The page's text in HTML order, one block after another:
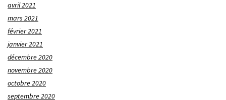
avril 2021
mars 2021
février 2021
janvier 2021
décembre 2020
novembre 2020
octobre 2020
septembre 2020